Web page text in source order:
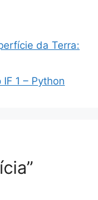
da Terra:
1 – Python